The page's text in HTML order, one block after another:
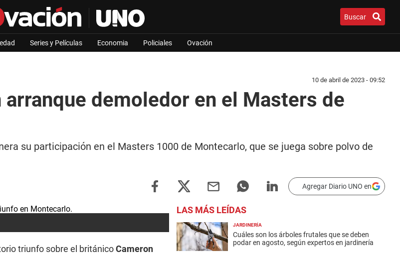
Buscar
Series y Películas Economia Policiales Ovación
10 de abril de 2023 - 09:52
demoledor en el Masters de
su participación en el Masters 1000 de Montecarlo, que se juega sobre polvo de
Agregar Diario UNO en
triunfo sobre el británicoCameron
LAS MÁS LEÍDAS
JARDINERÍA
Cuáles son los árboles frutales que se deben
podar en agosto, según expertos en jardinería